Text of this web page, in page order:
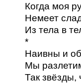
Когда моя
Немеет
Из тела в
*
Наивны и
Мы
Так звёзды,